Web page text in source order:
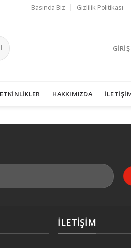
Basında Biz Gizlilik Politikası
ETKİNLİKLER HAKKIMIZDA
İLETIŞIM